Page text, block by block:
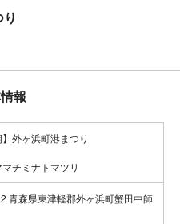
報
】外ヶ浜町港まつり
チミナトマツリ
青森県東津軽郡外ヶ浜町蟹田中師